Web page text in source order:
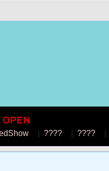
| ???? | ???? |